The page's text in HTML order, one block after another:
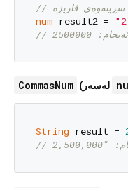
// سڕینەوەی فاریزە
num result2 =
// ئەنجام: 2500000
CommasNum
String result =